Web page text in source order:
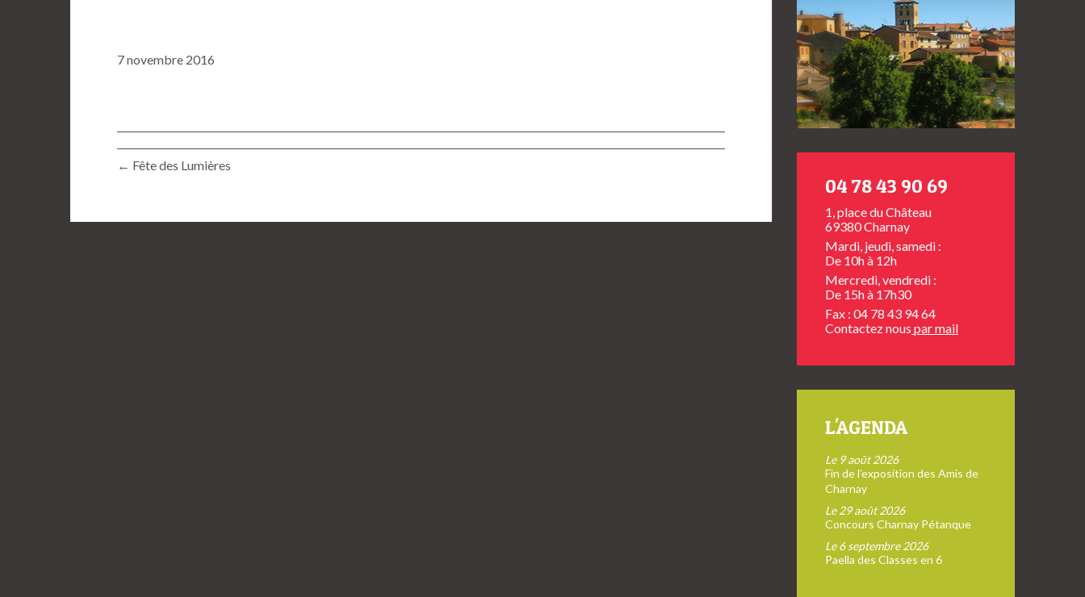
7 novembre 2016
← Fête des Lumières
04 78 43 90 69
1, place du Château
69380 Charnay
Mardi, jeudi, samedi :
De 10h à 12h
Mercredi, vendredi :
De 15h à 17h30
Fax : 04 78 43 94 64
Contactez nous par mail
L'AGENDA
Le 9 août 2026
Fin de l’exposition des Amis de
Charnay
Le 29 août 2026
Concours Charnay Pétanque
Le 6 septembre 2026
Paella des Classes en 6